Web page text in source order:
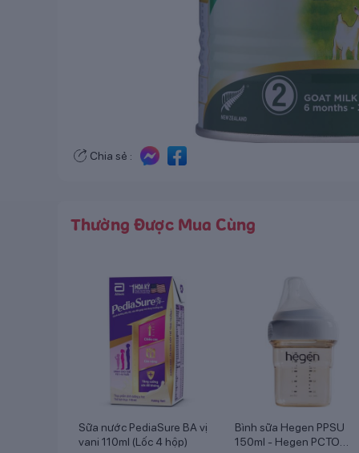
Chia sẻ :
Thường Được Mua Cùng
Sữa nước PediaSure BA vị
vani 110ml (Lốc 4 hộp)
Bình sữa Hegen PPSU
150ml - Hegen PCTO